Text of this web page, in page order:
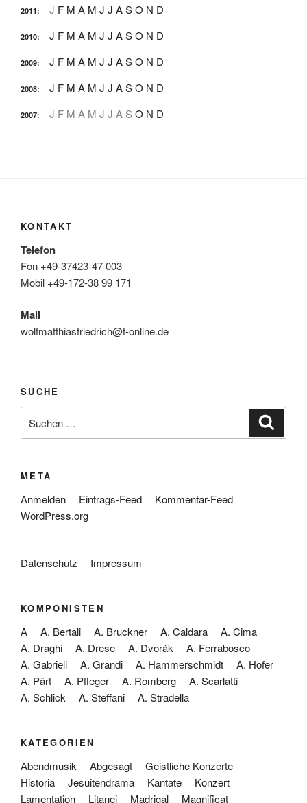
2011: J F M A M J J ASO N D
2010: J F M A M J J ASO N D
2009: J F M A M J J ASO N D
2008: J F M A M J J ASO N D
2007: J F M A M J J A S O N D
KONTAKT
Telefon
Fon +49-37423-47 003
Mobil +49-172-38 99 171
Mail
wolfmatthiasfriedrich@t-online.de
SUCHE
nach:
META
Anmelden Eintrags-Feed
Kommentar-Feed
WordPress.org
Datenschutz Impressum
KOMPONISTEN
A A. Bertali A. Bruckner A. Caldara
A. Cima
A. Draghi
A. Drese A. Dvorák
A. Ferrabosco
A. Gabrieli
A. Grandi A. Hammerschmidt
A. Hofer
A. Pärt
A. Pfleger A. Romberg
A. Scarlatti
A. Schlick
A. Steffani A. Stradella
KATEGORIEN
Abendmusik Abgesagt
Geistliche Konzerte
Historia
Jesuitendrama Kantate
Konzert
Lamentation
Litanei Madrigal Magnificat